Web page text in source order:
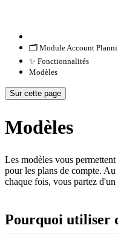
🗂️ Module Account
✨ Fonctionnalités
Modèles
Sur cette page
Modèles
Les modèles vous
pour les plans de compte. Au
chaque fois, vous partez
Pourquoi utiliser